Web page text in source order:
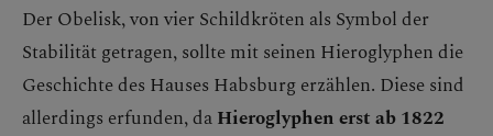
Der Obelisk, von vier Schildkröten als Symbol der
Stabilität getragen, sollte mit seinen Hieroglyphen die
Geschichte des Hauses Habsburg erzählen. Diese sind
allerdings erfunden, da Hieroglyphen erst ab 1822